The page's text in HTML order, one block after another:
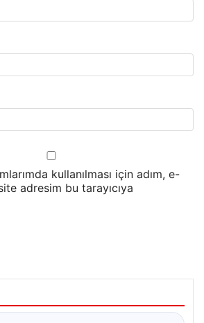
kullanılması için adım, e-
adresim bu tarayıcıya